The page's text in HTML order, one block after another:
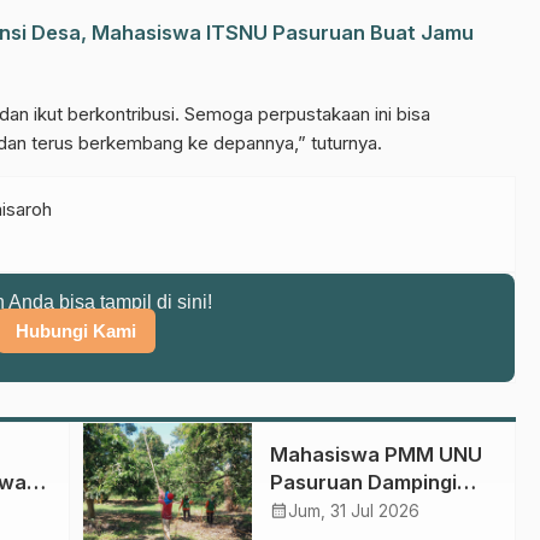
Desa, Mahasiswa ITSNU Pasuruan Buat Jamu
ikut berkontribusi. Semoga perpustakaan ini bisa
terus berkembang ke depannya,” tuturnya.
Anda bisa tampil di sini!
Hubungi Kami
Mahasiswa PMM UNU
Pasuruan Dampingi
Perawatan Kebun
calendar_monthJum, 31 Jul 2026